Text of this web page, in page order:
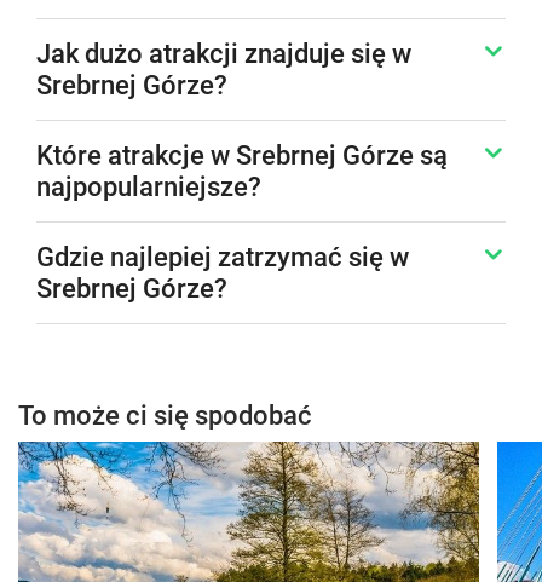
Jak dużo atrakcji znajduje się w
Srebrnej Górze?
Które atrakcje w Srebrnej Górze są
najpopularniejsze?
Gdzie najlepiej zatrzymać się w
Srebrnej Górze?
To może ci się spodobać